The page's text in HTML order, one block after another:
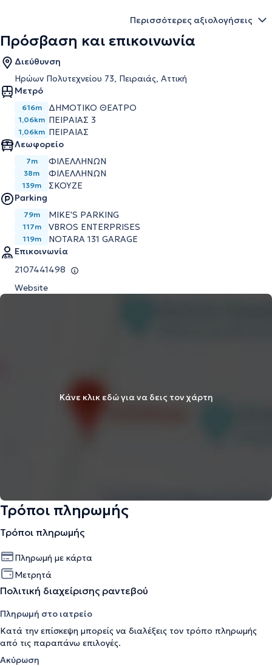
Περισσότερες αξιολογήσεις
Πρόσβαση και επικοινωνία
Διεύθυνση
Ηρώων Πολυτεχνείου 73, Πειραιάς, Αττική
Μετρό
616m ΔΗΜΟΤΙΚΟ ΘΕΑΤΡΟ
1,06km ΠΕΙΡΑΙΑΣ 3
1,06km ΠΕΙΡΑΙΑΣ
Λεωφορείο
7m ΦΙΛΕΛΛΗΝΩΝ
38m ΦΙΛΕΛΛΗΝΩΝ
139m
ΣΚΟΥΖΕ
Parking
79m MIKE'S PARKING
117m VBROS ENTERPRISES
119m
NOTARA 131 GARAGE
Επικοινωνία
2107441498
Website
Κάνε κλικ εδώ για να δεις τον χάρτη
Τρόποι πληρωμής
Τρόποι πληρωμής
Πληρωμή με κάρτα
Μετρητά
Πολιτική διαχείρισης ραντεβού
Πληρωμή στο ιατρείο
Κατά την επίσκεψη μπορείς να διαλέξεις τον τρόπο πληρωμής
από τις παραπάνω επιλογές.
Ακύρωση